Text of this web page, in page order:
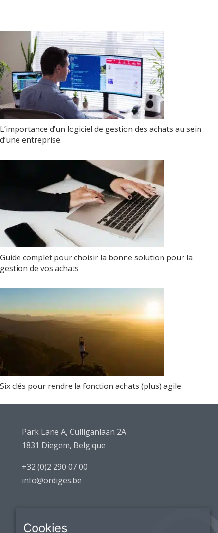
L’importance d’un logiciel de gestion des achats au sein
d’une entreprise.
Guide complet pour choisir la bonne solution pour la
gestion de vos achats
Six clés pour rendre la fonction achats (plus) agile
Park Lane A, Culliganlaan 2A
1831 Diegem, Belgique
+32 (0)2 290 07 00
info@ordiges.be
Cookies